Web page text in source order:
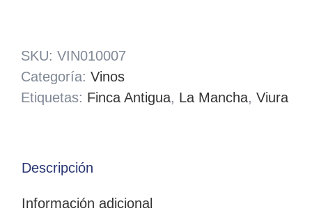
SKU: VIN010007
Categoría: Vinos
Etiquetas: Finca Antigua, La Mancha, Viura
Descripción
Información adicional